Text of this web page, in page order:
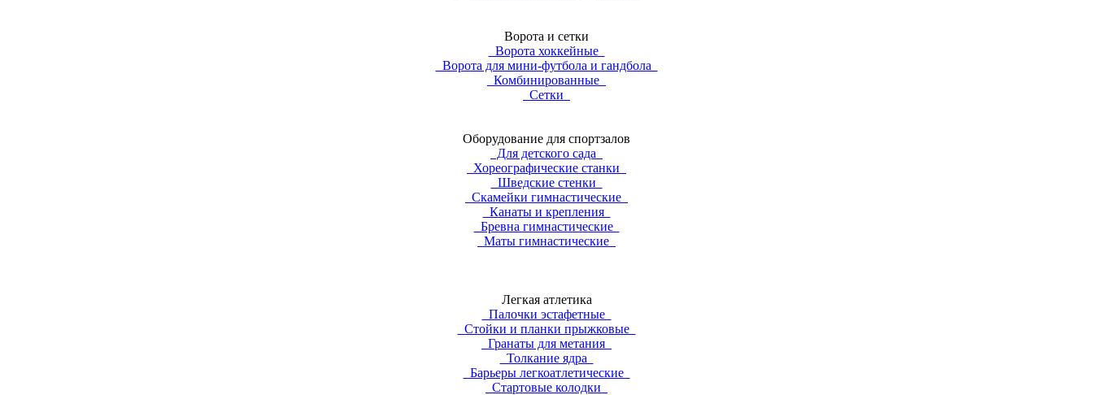
Ворота и сетки
Ворота хоккейные
Ворота для мини-футбола и гандбола
Комбинированные
Сетки
Оборудование для спортзалов
Для детского сада
Хореографические станки
Шведские стенки
Скамейки гимнастические
Канаты и крепления
Бревна гимнастические
Маты гимнастические
Легкая атлетика
Палочки эстафетные
Стойки и планки прыжковые
Гранаты для метания
Толкание ядра
Барьеры легкоатлетические
Стартовые колодки